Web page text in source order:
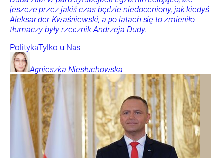
jeszcze przez jakiś czas będzie niedoceniony, jak kiedyś
Aleksander Kwaśniewski, a po latach się to zmieniło –
tłumaczy były rzecznik Andrzeja Dudy.
PolitykaTylko u Nas
Agnieszka Niesłuchowska